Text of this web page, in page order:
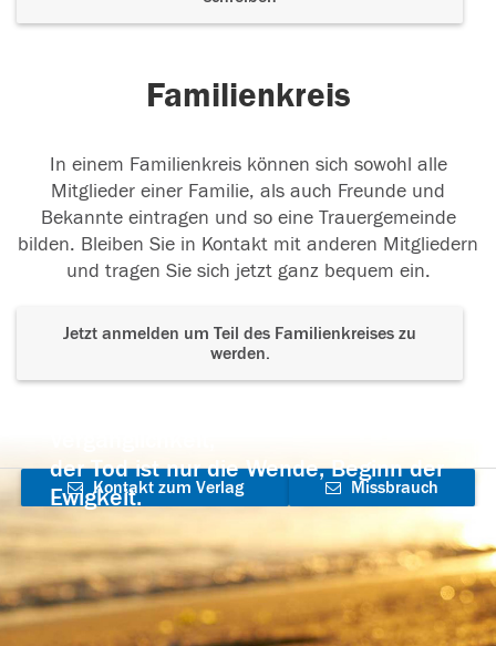
Familienkreis
In einem Familienkreis können sich sowohl alle
Mitglieder einer Familie, als auch Freunde und
Bekannte eintragen und so eine Trauergemeinde
bilden. Bleiben Sie in Kontakt mit anderen Mitgliedern
und tragen Sie sich jetzt ganz bequem ein.
Jetzt anmelden um Teil des Familienkreises zu
werden.
der Tod ist nur die Wende, Beginn der
Ewigkeit.
Kontakt zum Verlag
aufnehmen
Missbrauch